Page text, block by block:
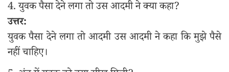
4. युवक पैसा देने लगा तो उस आदमी ने क्या कहा?
उत्तर:
युवक पैसा देने लगा तो आदमी उस आदमी ने कहा कि मुझे पैसे
नहीं चाहिए।